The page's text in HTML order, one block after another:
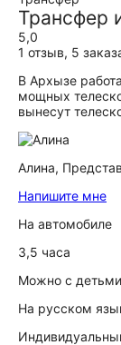
Трансфер
5,0
1 отзыв, 5
В Архызе
мощных
вынесут
Алина,
Напишите мне
На автомобиле
3,5 часа
Можно с детьми
На русском